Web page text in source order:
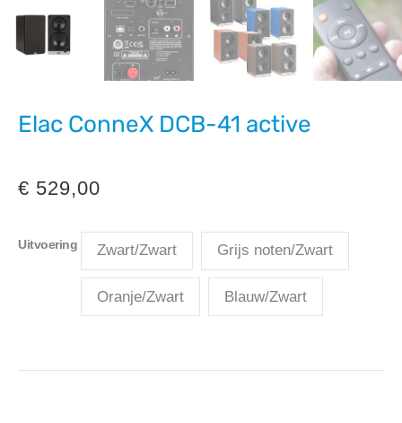
Elac ConneX DCB-41 active
€ 529,00
Uitvoering Zwart/Zwart Grijs noten/Zwart
Oranje/Zwart Blauw/Zwart